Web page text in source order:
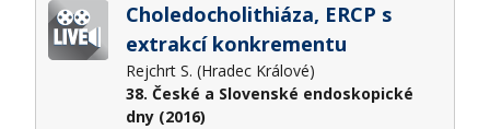
Choledocholithiáza, ERCP s
extrakcí konkrementu
Rejchrt S. (Hradec Králové)
38. České a Slovenské endoskopické
dny (2016)